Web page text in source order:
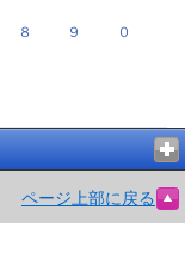
８ ９ ０
ページ上部に戻る